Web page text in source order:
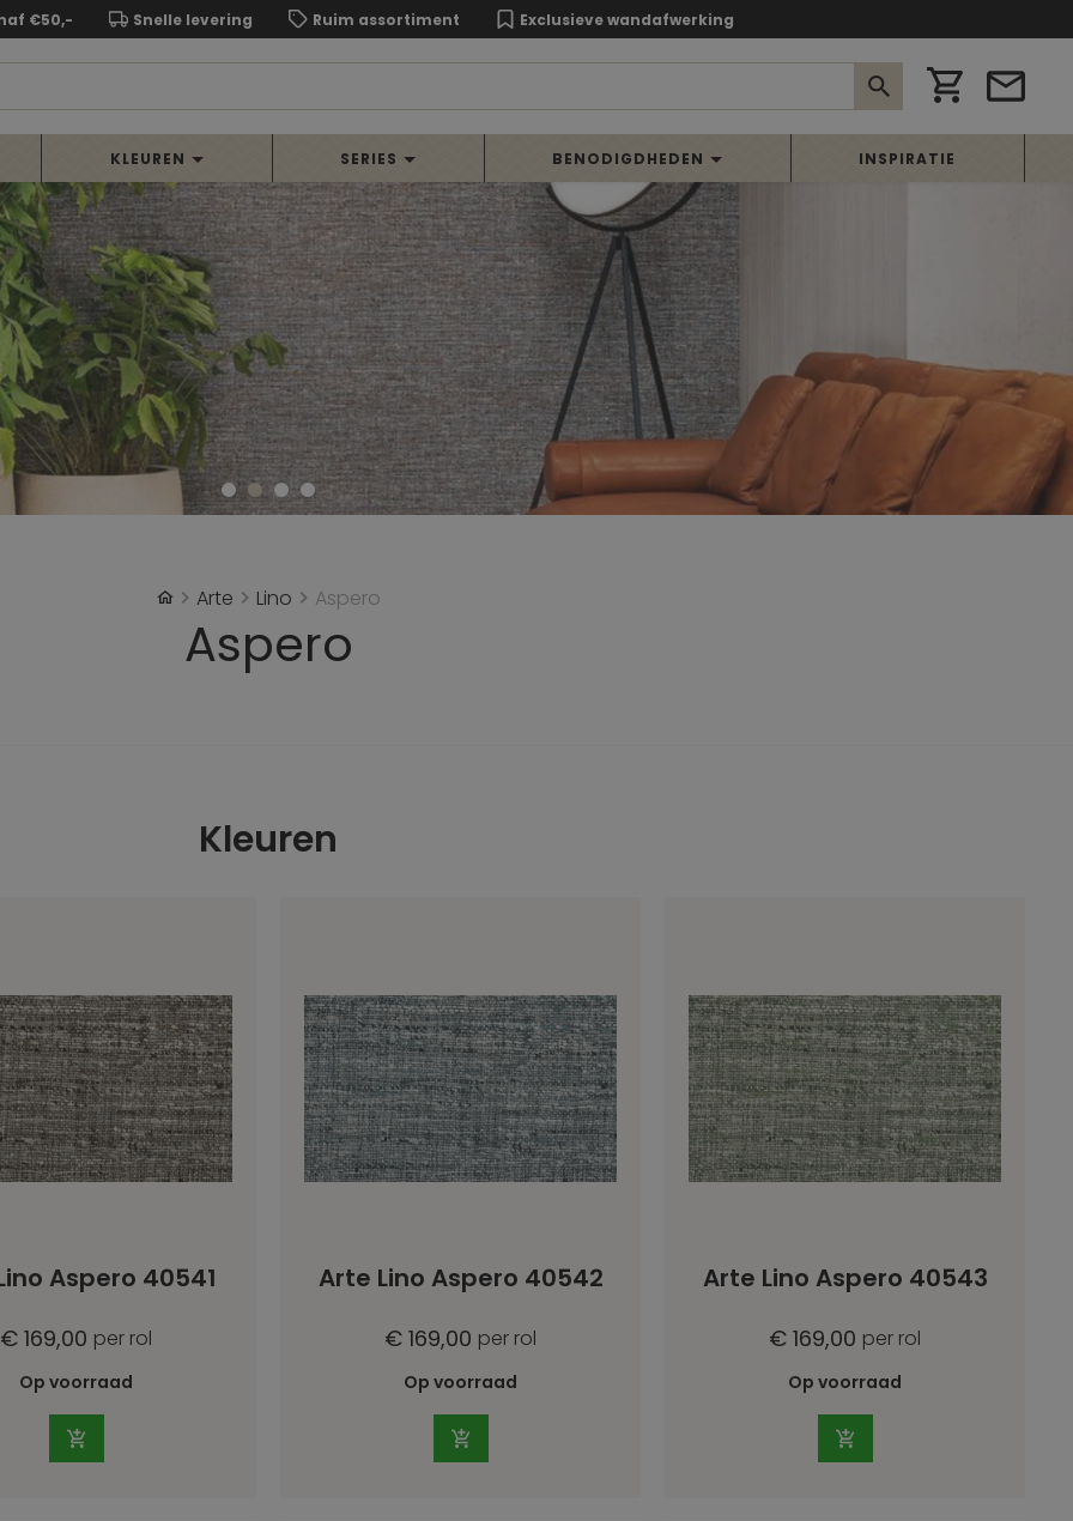
€50,- Snelle levering Ruim assortiment Exclusieve wandafwerking
KLEUREN SERIES BENODIGDHEDEN INSPIRATIE
Arte Lino Aspero
Aspero
Kleuren
Aspero 40541
€ 169,00 per rol
Op voorraad
Arte Lino Aspero 40542
€ 169,00 per rol
Op voorraad
Arte Lino Aspero 40543
€ 169,00 per rol
Op voorraad